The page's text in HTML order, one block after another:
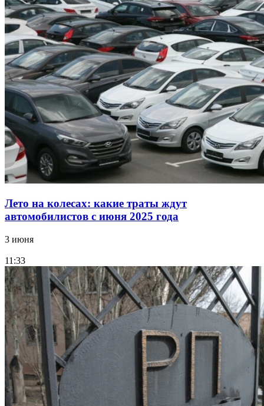
Лето на колесах: какие траты ждут
автомобилистов с июня 2025 года
3 июня
11:33